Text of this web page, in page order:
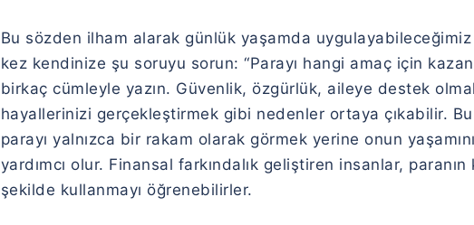
Bu sözden ilham alarak günlük yaşamda
kez kendinize şu soruyu sorun: “Parayı hangi amaç için
birkaç cümleyle yazın. Güvenlik, özgürlük, aileye destek
hayallerinizi gerçekleştirmek gibi nedenler ortaya çıkabilir. Bu
parayı yalnızca bir rakam olarak görmek yerine onun
yardımcı olur. Finansal farkındalık geliştiren insanlar,
şekilde kullanmayı öğrenebilirler.